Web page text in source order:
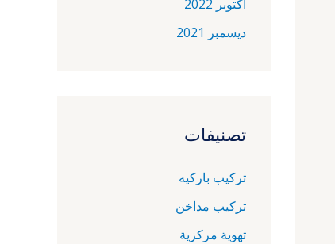
أكتوبر 2022
ديسمبر 2021
تصنيفات
تركيب باركيه
تركيب مداخن
تهوية مركزية